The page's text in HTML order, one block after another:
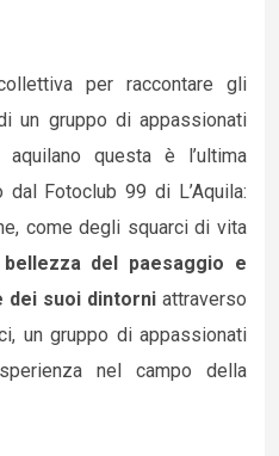
per raccontare gli
un gruppo di appassionati
questa è l’ultima
Fotoclub 99 di L’Aquila:
come degli squarci di vita
del paesaggio e
dei suoi dintorniattraverso
un gruppo di appassionati
nel campo della